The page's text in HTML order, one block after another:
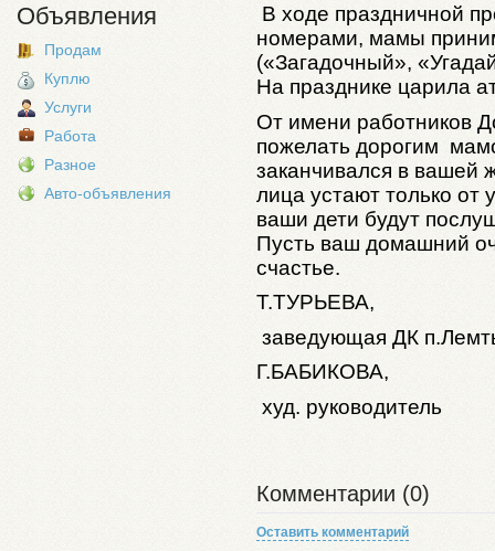
Объявления
Продам
Куплю
Услуги
Работа
Разное
Авто-объявления
В ходе праздничной
номерами, мамы
(«Загадочный»,
На празднике царила
От имени работников
пожелать дорогим
заканчивался в вашей
лица устают только от
ваши дети будут
Пусть ваш домашний
счастье.
Т.ТУРЬЕВА,
заведующая ДК
Г.БАБИКОВА,
худ. руководитель
Комментарии (0)
Оставить комментарий